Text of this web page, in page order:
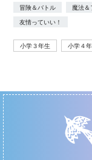
冒険＆バトル 魔法＆
友情っていい！
小学３年生 小学４